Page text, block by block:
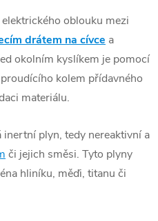
elektrického oblouku mezi
drátem na cívce a
okolním kyslíkem je pomocí
proudícího kolem přídavného
materiálu.
inertní plyn, tedy nereaktivní a
či jejich směsi. Tyto plyny
hliníku, měďi, titanu či